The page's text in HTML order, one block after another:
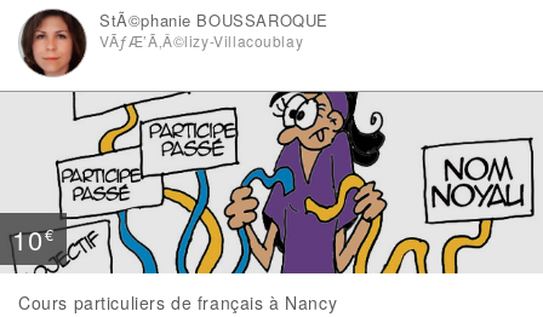
StÃ©phanie BOUSSAROQUE
VÃƒÆ’Ã‚Â©lizy-Villacoublay
10€
Cours particuliers de français à Nancy